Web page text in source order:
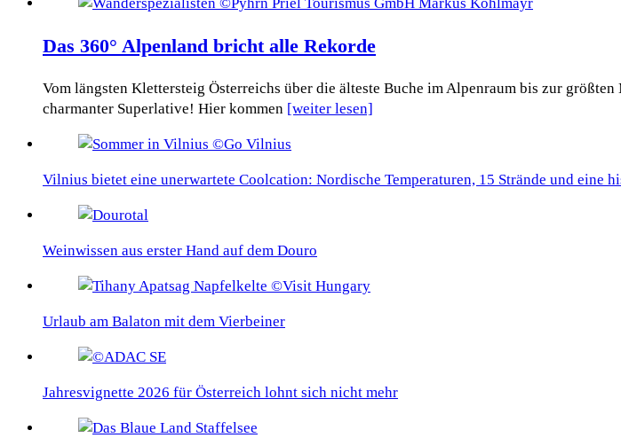
Das 360° Alpenland bricht alle Rekorde
Vom längsten Klettersteig Österreichs über die älteste Buche im Alpenraum bis zur
charmanter Superlative! Hier kommen [weiter lesen]
Vilnius bietet eine unerwartete Coolcation: Nordische Temperaturen, 15 Strände und eine
Weinwissen aus erster Hand auf dem Douro
Urlaub am Balaton mit dem Vierbeiner
Jahresvignette 2026 für Österreich lohnt sich nicht mehr